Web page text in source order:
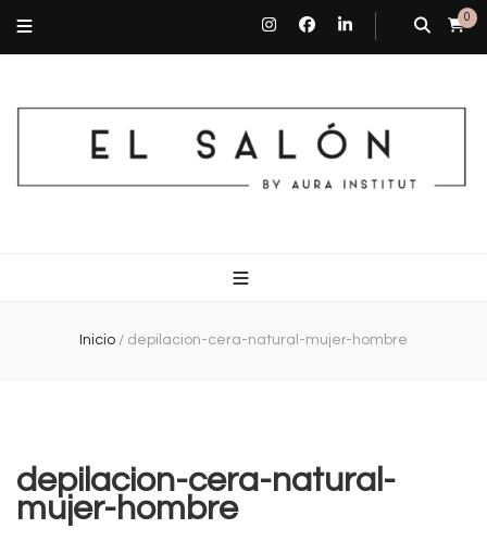
0
Inicio / depilacion-cera-natural-mujer-hombre
depilacion-cera-natural-
mujer-hombre